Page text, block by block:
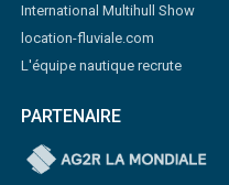
International Multihull Show
location-fluviale.com
L'équipe nautique recrute
PARTENAIRE